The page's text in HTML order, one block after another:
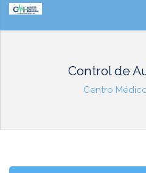
Control de
Centro